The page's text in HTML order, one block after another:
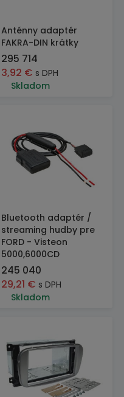
Anténny adaptér
FAKRA-DIN krátky
295 714
3,92 € s DPH
Skladom
Bluetooth adaptér /
streaming hudby pre
FORD - Visteon
5000,6000CD
245 040
29,21 € s DPH
Skladom